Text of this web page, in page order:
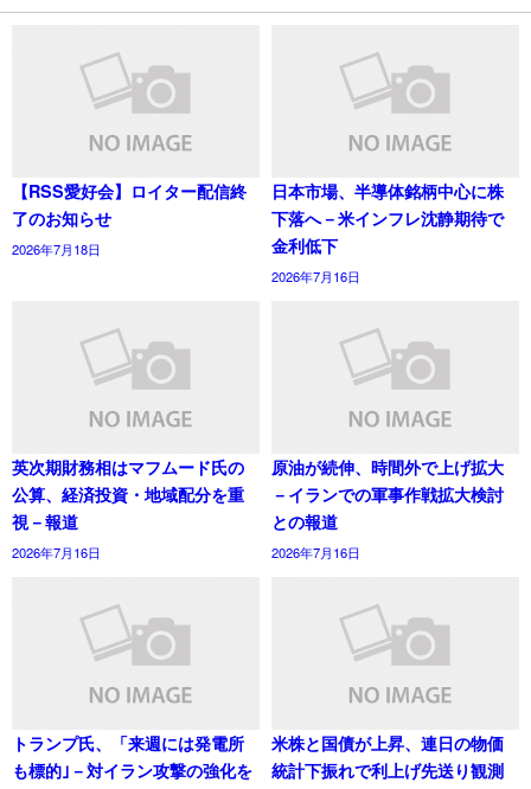
【RSS愛好会】ロイター配信終
了のお知らせ
2026年7月18日
日本市場、半導体銘柄中心に株
下落へ－米インフレ沈静期待で
金利低下
2026年7月16日
英次期財務相はマフムード氏の
公算、経済投資・地域配分を重
視－報道
2026年7月16日
原油が続伸、時間外で上げ拡大
－イランでの軍事作戦拡大検討
との報道
2026年7月16日
トランプ氏、「来週には発電所
も標的｣－対イラン攻撃の強化を
米株と国債が上昇、連日の物価
統計下振れで利上げ先送り観測